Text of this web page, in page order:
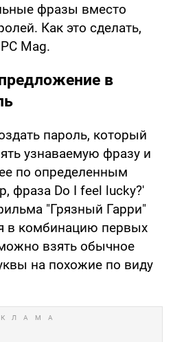
фразы вместо
Как это сделать,
Mag.
в
пароль, который
узнаваемую фразу и
по определенным
фраза Do I feel lucky?'
"Грязный Гарри"
в комбинацию первых
взять обычное
на похожие по виду